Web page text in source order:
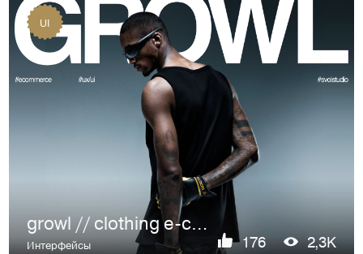
UI
growl // clothing e-commerce
Интерфейсы 176 2,3K